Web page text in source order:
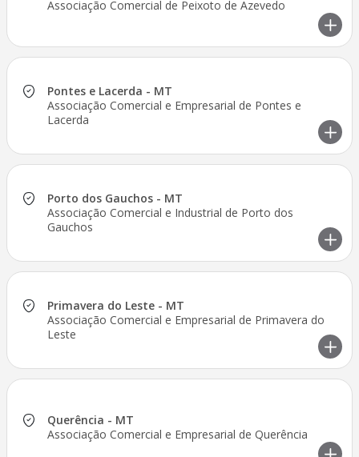
Associação Comercial de Peixoto de Azevedo
Pontes e Lacerda - MT
Associação Comercial e Empresarial de Pontes e
Lacerda
Porto dos Gauchos - MT
Associação Comercial e Industrial de Porto dos
Gauchos
Primavera do Leste - MT
Associação Comercial e Empresarial de Primavera do
Leste
Querência - MT
Associação Comercial e Empresarial de Querência